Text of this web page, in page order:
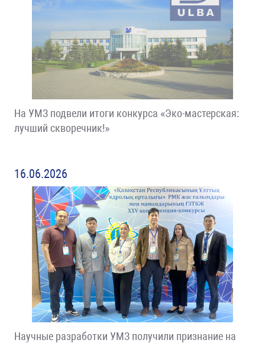
На УМЗ подвели итоги конкурса «Эко-мастерская:
лучший скворечник!»
16.06.2026
Научные разработки УМЗ получили признание на